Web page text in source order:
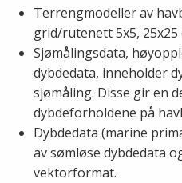
Terrengmodeller av
grid/rutenett 5x5, 25x25
Sjømålingsdata,
dybdedata, inneholder
sjømåling. Disse gir en
dybdeforholdene på
Dybdedata (marine
av sømløse dybdedata
vektorformat.